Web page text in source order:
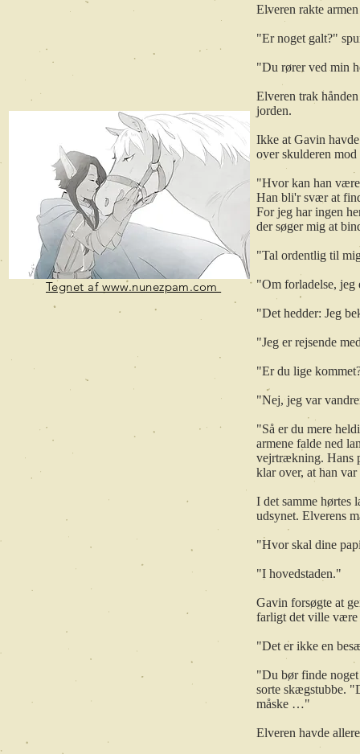
Tegnet af www.nunezpam.com
Elveren rakte
"Er noget galt?"
"Du rører ved min
Elveren trak
jorden.
Ikke at Gavin
over skulderen
"Hvor kan han
Han bli'r svær at
For jeg har ingen
der søger mig at
"Tal ordentlig til
"Om forladelse, jeg
"Det hedder: Jeg
"Jeg er rejsende
"Er du lige
"Nej, jeg var
"Så er du mere
armene falde ned
vejrtrækning. Hans
klar over, at han
I det samme hørtes
udsynet. Elverens
"Hvor skal dine
"I hovedstaden."
Gavin forsøgte at
farligt det ville være
"Det er ikke en
"Du bør finde
sorte skægstubbe.
måske …"
Elveren havde